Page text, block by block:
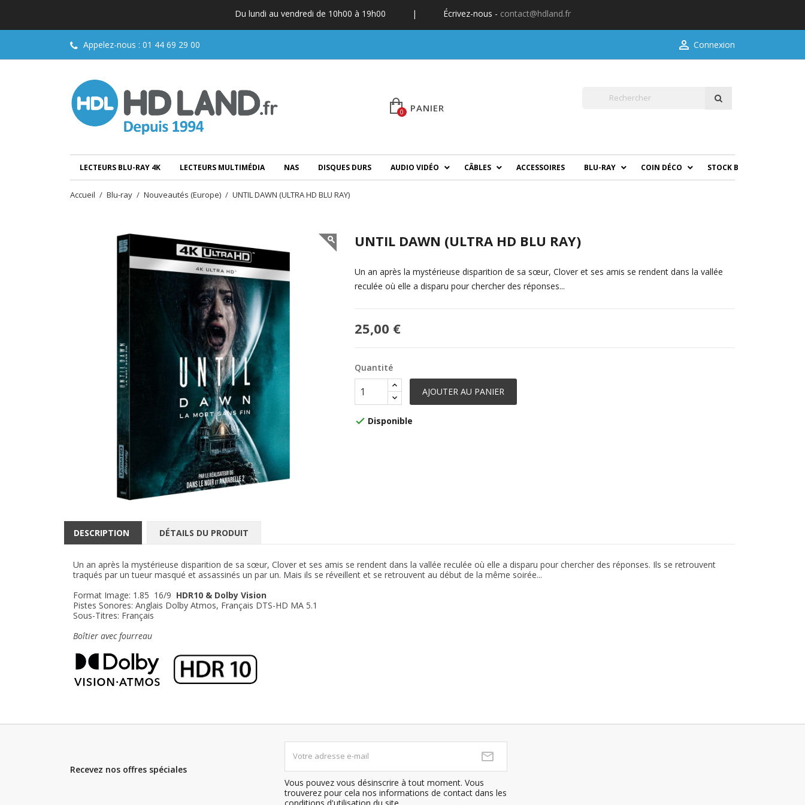
Du lundi au vendredi de 10h00 à 19h00 | Écrivez-nous - contact@hdland.fr
Appelez-nous : 01 44 69 29 00  Connexion
PANIER
0
LECTEURS BLU-RAY 4K LECTEURS MULTIMÉDIA NAS DISQUES DURS AUDIO VIDÉO CÂBLES ACCESSOIRES BLU-RAY COIN DÉCO STOCK B
Accueil Blu-ray Nouveautés (Europe) UNTIL DAWN (ULTRA HD BLU RAY)
UNTIL DAWN (ULTRA HD BLU RAY)
Un an après la mystérieuse disparition de sa sœur, Clover et ses amis se rendent dans la vallée
reculée où elle a disparu pour chercher des réponses...
25,00 €
Quantité
AJOUTER AU PANIER
 Disponible
DESCRIPTION DÉTAILS DU PRODUIT
Un an après la mystérieuse disparition de sa sœur, Clover et ses amis se rendent dans la vallée reculée où elle a disparu pour chercher des réponses. Ils se retrouvent
traqués par un tueur masqué et assassinés un par un. Mais ils se réveillent et se retrouvent au début de la même soirée...
Format Image: 1.85 16/9 HDR10 & Dolby Vision
Pistes Sonores: Anglais Dolby Atmos, Français DTS-HD MA 5.1
Sous-Titres: Français
Boîtier avec fourreau
Recevez nos offres spéciales
Vous pouvez vous désinscrire à tout moment. Vous
trouverez pour cela nos informations de contact dans les
conditions d'utilisation du site.